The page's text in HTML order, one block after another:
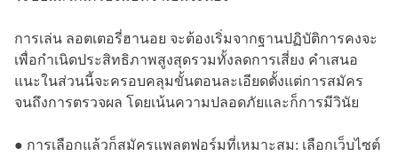
การเล่น ลอตเตอรี่ฮานอย จะต้องเริ่มจากฐานปฏิบัติการคงจะ
เพื่อกำเนิดประสิทธิภาพสูงสุดรวมทั้งลดการเสี่ยง คำเสนอ
แนะในส่วนนี้จะครอบคลุมขั้นตอนละเอียดตั้งแต่การสมัคร
จนถึงการตรวจผล โดยเน้นความปลอดภัยและก็การมีวินัย
● การเลือกแล้วก็สมัครแพลตฟอร์มที่เหมาะสม: เลือกเว็บไซต์